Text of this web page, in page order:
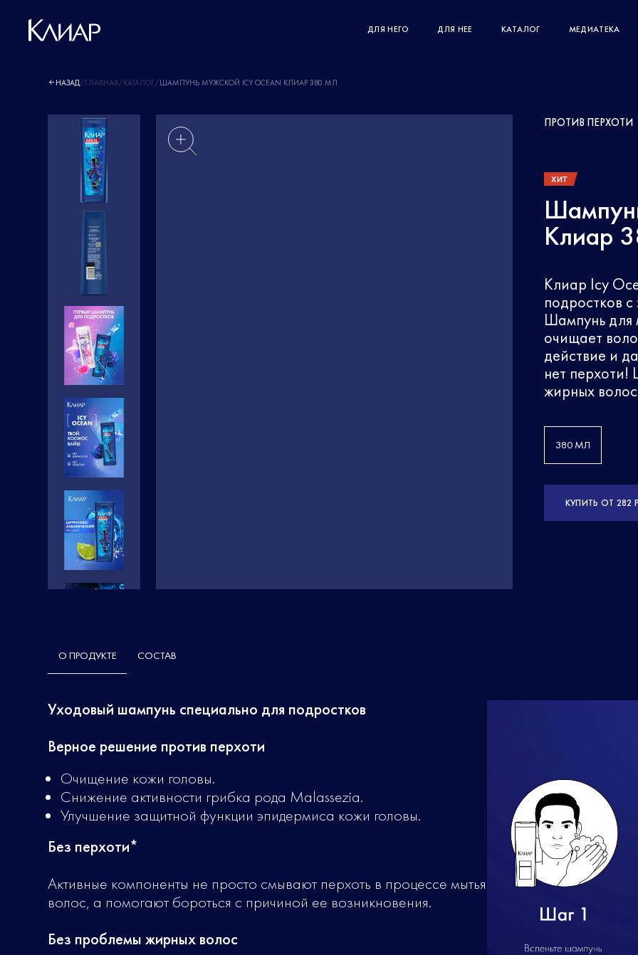
ДЛЯ НЕГО ДЛЯ НЕЕ КАТАЛОГ МЕДИАТЕКА
НАЗАД /ГЛАВНАЯ /КАТАЛОГ /ШАМПУНЬ МУЖСКОЙ ICY OCEAN КЛИАР 380 МЛ
ПРОТИВ ПЕРХОТИ
ХИТ
Клиар
Клиар Icy
подростков
Шампунь для
очищает
действие и
нет
жирных
380 МЛ
КУПИТЬ ОТ 282
О ПРОДУКТЕ СОСТАВ
Уходовый шампунь специально для подростков
Верное решение против перхоти
Очищение кожи головы.
Снижение активности грибка рода Malassezia.
Улучшение защитной функции эпидермиса кожи головы.
Без перхоти*
Активные компоненты не просто смывают перхоть в процессе мытья
волос, а помогают бороться с причиной ее возникновения.
Без проблемы жирных волос